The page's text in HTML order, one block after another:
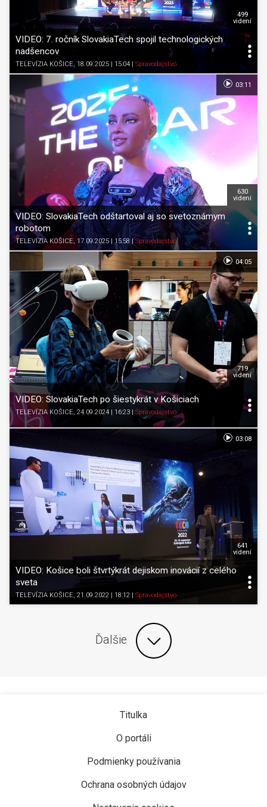
VIDEO: 7. ročník SlovakiaTech spojil technologických
nadšencov
TELEVÍZIA KOŠICE, 18.09.2025 | 15:04 Spravodajstvo
499
videní
VIDEO: SlovakiaTech odštartoval aj so svetoznámym
robotom
TELEVÍZIA KOŠICE, 17.09.2025 | 15:58|Spravodajstvo
630
videní
03:11
VIDEO: SlovakiaTech po šiestykrát v Košiciach
TELEVÍZIA KOŠICE, 24.09.2024 | 16:23 Spravodajstvo
719
videní
04:05
VIDEO: Košice boli štvrtýkrát dejiskom inovácií z celého
sveta
TELEVÍZIA KOŠICE, 21.09.2022 | 18:12 Spravodajstvo
641
videní
03:08
Ďalšie
Titulka
O portáli
Podmienky používania
Ochrana osobných údajov